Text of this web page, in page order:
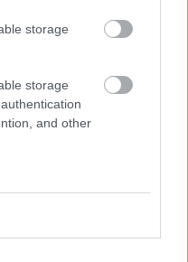
storage
storage
and other